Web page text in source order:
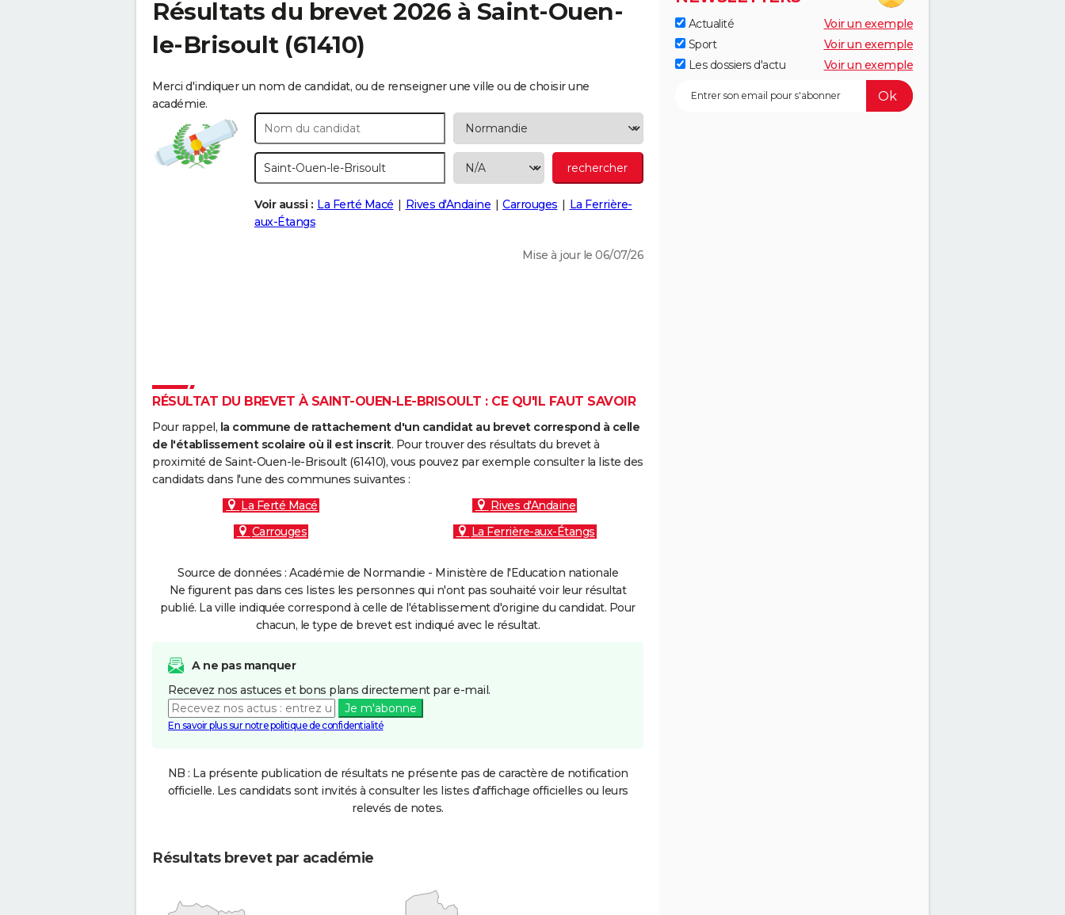
Résultats du brevet 2026 à Saint-Ouen-
le-Brisoult(61410)
Merci d'indiquer un nom de candidat, ou de renseigner une ville ou de choisir une
académie.
Voir aussi : La Ferté Macé Rives d'Andaine Carrouges
La Ferrière-
aux-Étangs
Mise à jour le 06/07/26
RÉSULTAT DU BREVET À SAINT-OUEN-LE-BRISOULT : CE QU'IL FAUT SAVOIR
Pour rappel, la commune de rattachement d'un candidat au brevet correspond à celle
de l'établissement scolaire où il est inscrit. Pour trouver des résultats du brevet à
proximité de Saint-Ouen-le-Brisoult (61410), vous pouvez par exemple consulter la liste des
candidats dans l'une des communes suivantes :
La Ferté Macé
Rives d'Andaine
Carrouges
La Ferrière-aux-Étangs
Source de données : Académie de Normandie - Ministère de l'Education nationale
Ne figurent pas dans ces listes les personnes qui n'ont pas souhaité voir leur résultat
publié. La ville indiquée correspond à celle de l'établissement d'origine du candidat. Pour
chacun, le type de brevet est indiqué avec le résultat.
A ne pas manquer
Recevez nos astuces et bons plans directement par e-mail.
Je m'abonne
En savoir plus sur notre politique de confidentialité
NB : La présente publication de résultats ne présente pas de caractère de notification
officielle. Les candidats sont invités à consulter les listes d'affichage officielles ou leurs
relevés de notes.
Résultats brevet par académie
Actualité
Voir un exemple
Sport
Voir un exemple
Les dossiers d'actu
Voir un exemple